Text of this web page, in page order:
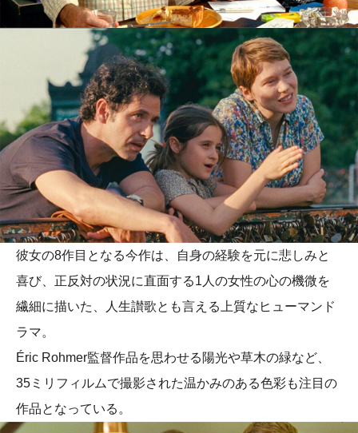
彼女の8作目となる今作は、自身の経験を元に悲しみと
喜び、正反対の状況に直面する1人の女性の心の機微を
繊細に描いた、人生讃歌とも言える上質なヒューマンド
ラマ。
Éric Rohmer監督作品を思わせる陽光や草木の緑など、
35ミリフィルムで撮影された温かみのある色彩も注目の
作品となっている。